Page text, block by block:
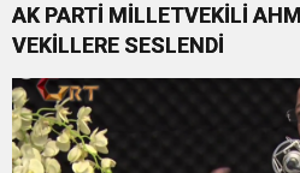
AK PARTİ MİLLETVEKİLİ
VEKİLLERE SESLENDİ